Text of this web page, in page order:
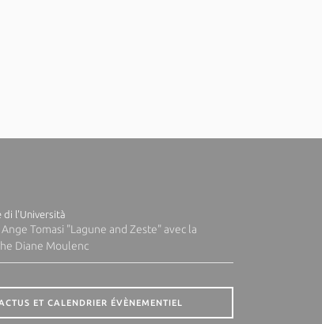
di l'Università
Tomasi "Lagune and Zeste" avec la
Diane Moulenc
ET CALENDRIER ÉVÈNEMENTIEL